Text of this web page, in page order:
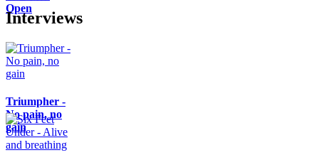
Open
Interviews
Triumpher -
No pain, no
gain